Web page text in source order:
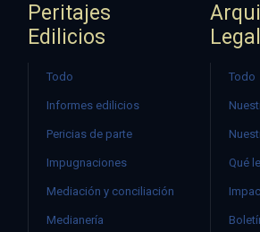
Peritajes
Edilicios
Todo
Informes edilicios
Pericias de parte
Impugnaciones
Mediación y conciliación
Medianería
Legal
Todo
Qué